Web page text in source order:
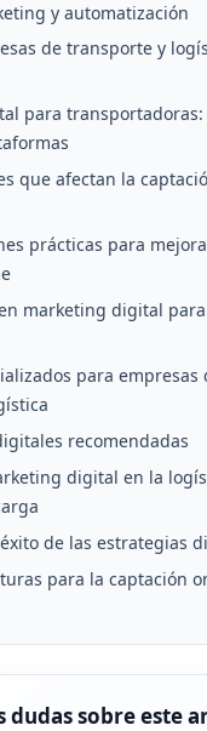
y automatización
de transporte y
para transportadoras:
que afectan la
prácticas para
marketing digital
para empresas
recomendadas
digital en la
de las estrategias
para la captación
dudas sobre este